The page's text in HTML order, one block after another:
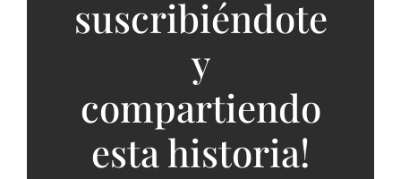
suscribiéndote
y
compartiendo
esta historia!